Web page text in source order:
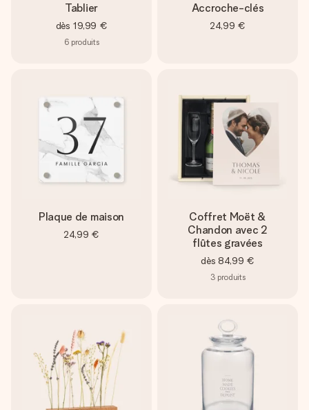
Tablier
dès 19,99 €
6 produits
Accroche-clés
24,99 €
Plaque de maison
24,99 €
Coffret Moët &
Chandon avec 2
flûtes gravées
dès 84,99 €
3 produits